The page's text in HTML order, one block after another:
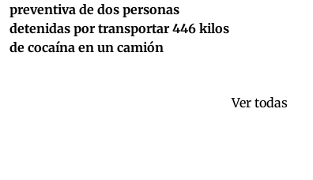
preventiva de dos personas
detenidas por transportar 446 kilos
de cocaína en un camión
Ver todas